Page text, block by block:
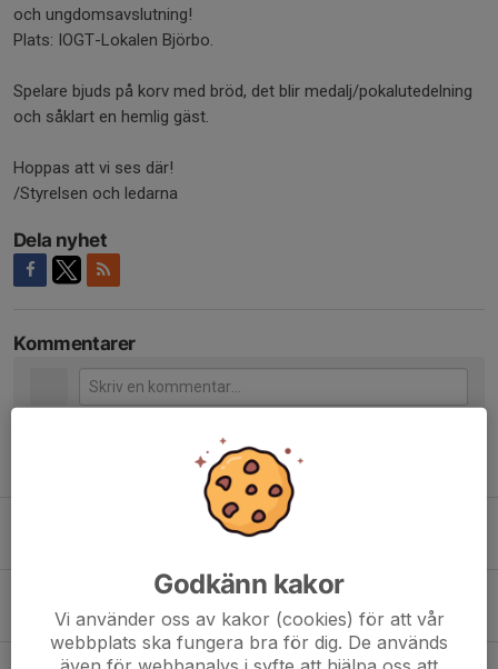
och ungdomsavslutning!
Plats: IOGT-Lokalen Björbo.
Spelare bjuds på korv med bröd, det blir medalj/pokalutedelning
och såklart en hemlig gäst.
Hoppas att vi ses där!
/Styrelsen och ledarna
Dela nyhet
Kommentarer
Årsmöte 2026
22 maj, 10:12 0
Godkänn kakor
Vi använder oss av kakor (cookies) för att vår
webbplats ska fungera bra för dig. De används